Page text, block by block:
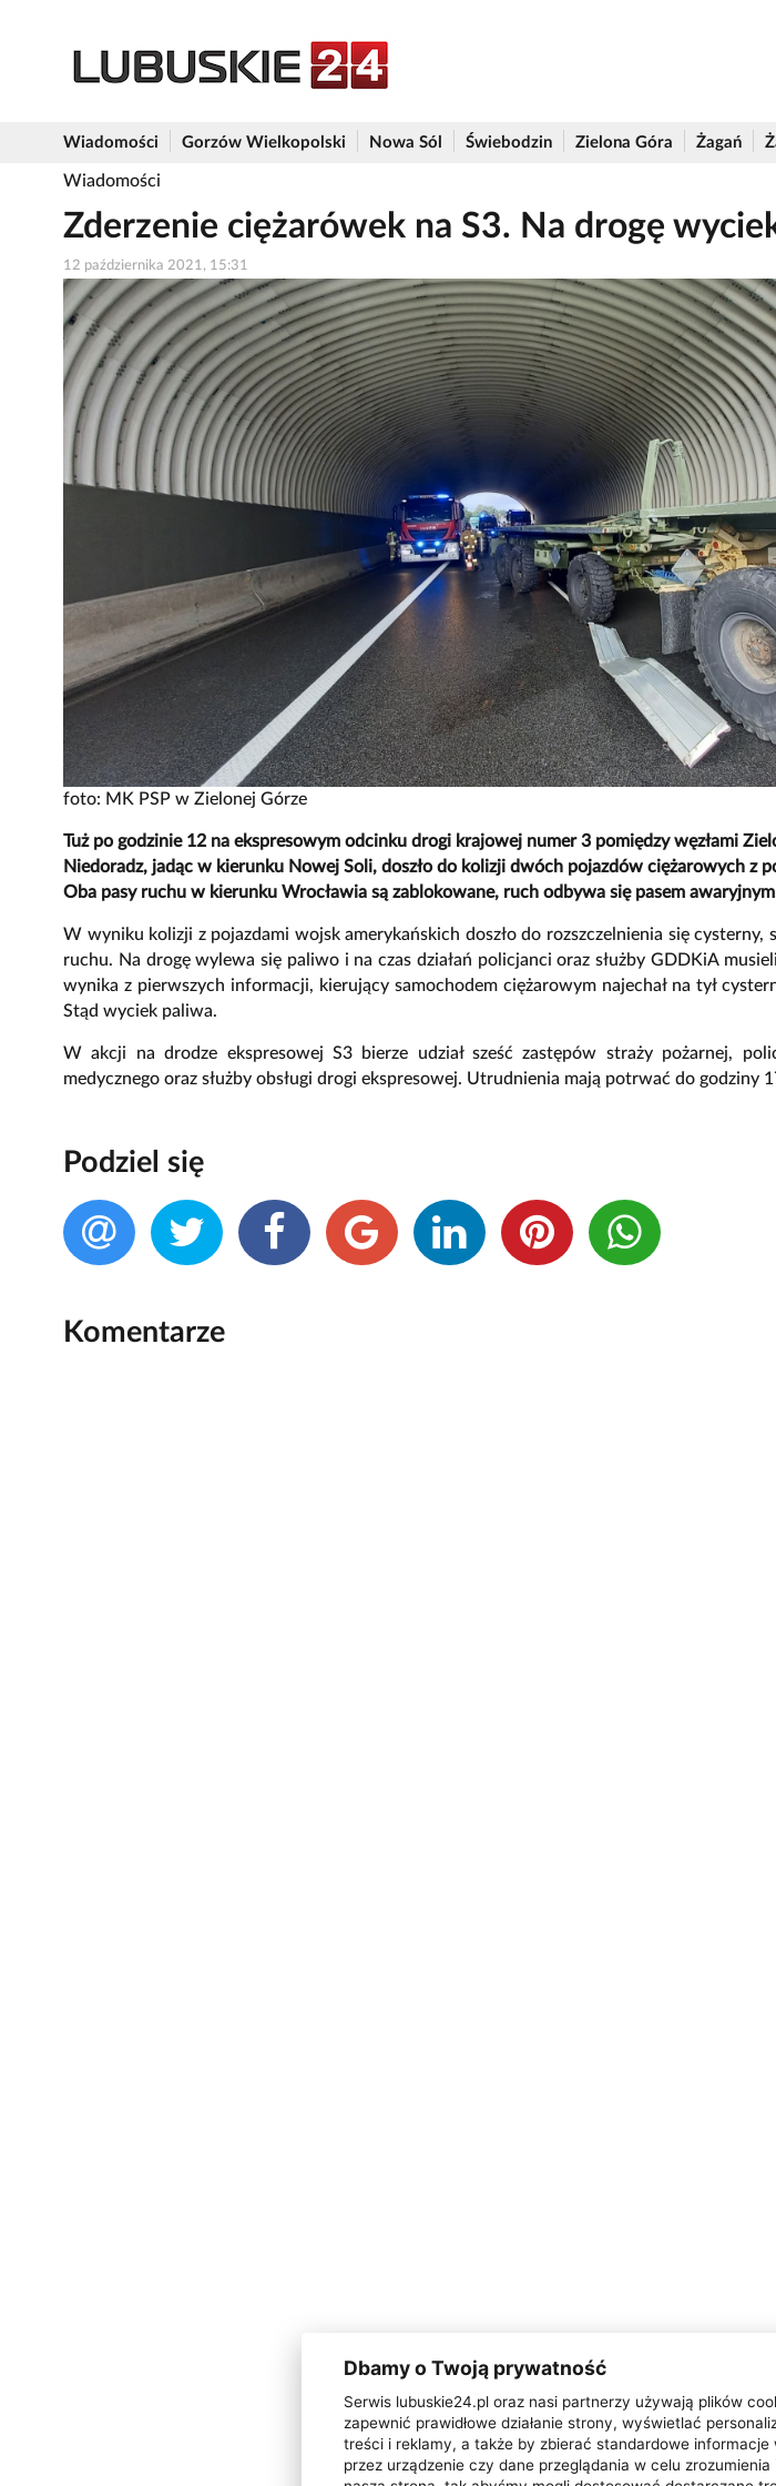
Wiadomości Gorzów Wielkopolski Nowa Sól Świebodzin Zielona Góra Żagań
Wiadomości
Zderzenie ciężarówek na S3. Na drogę
12 października 2021, 15:31
foto: MK PSP w Zielonej Górze
Tuż po godzinie 12 na ekspresowym odcinku drogi krajowej numer 3 pomiędzy węzłami
Niedoradz, jadąc w kierunku Nowej Soli, doszło do kolizji dwóch pojazdów ciężarowych z
Oba pasy ruchu w kierunku Wrocławia są zablokowane, ruch odbywa się pasem
W wyniku kolizji z pojazdami wojsk amerykańskich doszło do rozszczelnienia się cysterny,
ruchu. Na drogę wylewa się paliwo i na czas działań policjanci oraz służby GDDKiA
wynika z pierwszych informacji, kierujący samochodem ciężarowym najechał na tył
Stąd wyciek paliwa.
W akcji na drodze ekspresowej S3 bierze udział sześć zastępów straży pożarnej,
medycznego oraz służby obsługi drogi ekspresowej. Utrudnienia mają potrwać do godziny
Podziel się
Komentarze
Dbamy o Twoją prywatność
Serwis lubuskie24.pl oraz nasi partnerzy używają plików
zapewnić prawidłowe działanie strony, wyświetlać
treści i reklamy, a także by zbierać standardowe informacje
przez urządzenie czy dane przeglądania w celu zrozumienia